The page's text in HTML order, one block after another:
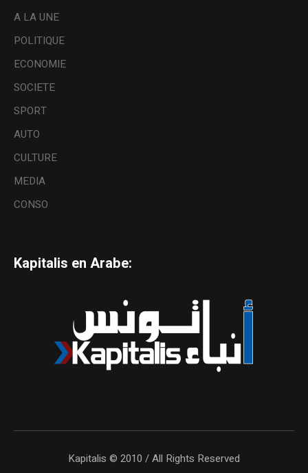
A LA UNE
POLITIQUE
ECONOMIE
SOCIETE
SPORT
AUTO
CULTURE
MEDIA
CONSO
Kapitalis en Arabe:
Kapitalis © 2010 / All Rights Reserved